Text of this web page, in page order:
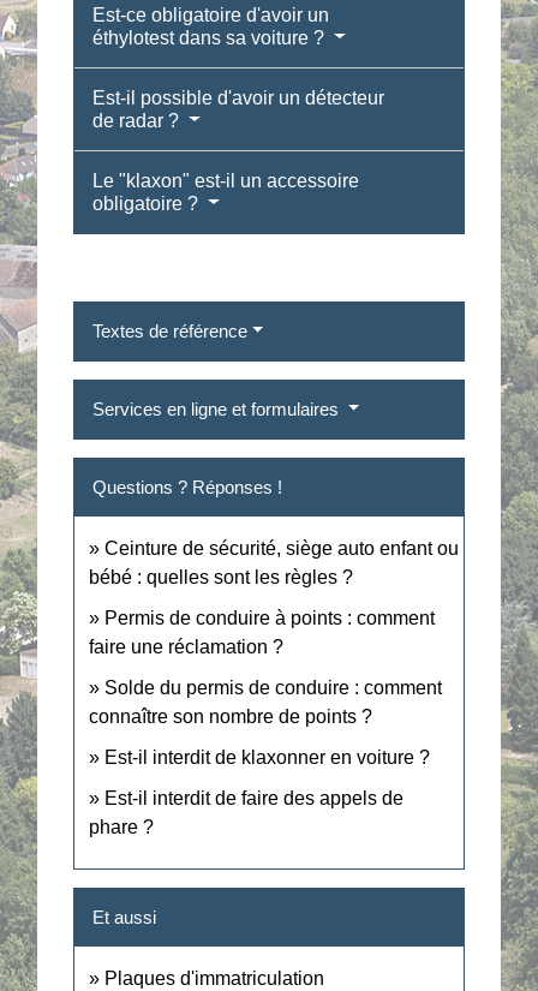
Est-ce obligatoire d'avoir un
éthylotest dans sa voiture ?
Est-il possible d'avoir un détecteur
de radar ?
Le "klaxon" est-il un accessoire
obligatoire ?
Textes de référence
Services en ligne et formulaires
Questions ? Réponses !
Ceinture de sécurité, siège auto enfant ou
bébé : quelles sont les règles ?
Permis de conduire à points : comment
faire une réclamation ?
Solde du permis de conduire : comment
connaître son nombre de points ?
Est-il interdit de klaxonner en voiture ?
Est-il interdit de faire des appels de
phare ?
Et aussi
Plaques d'immatriculation